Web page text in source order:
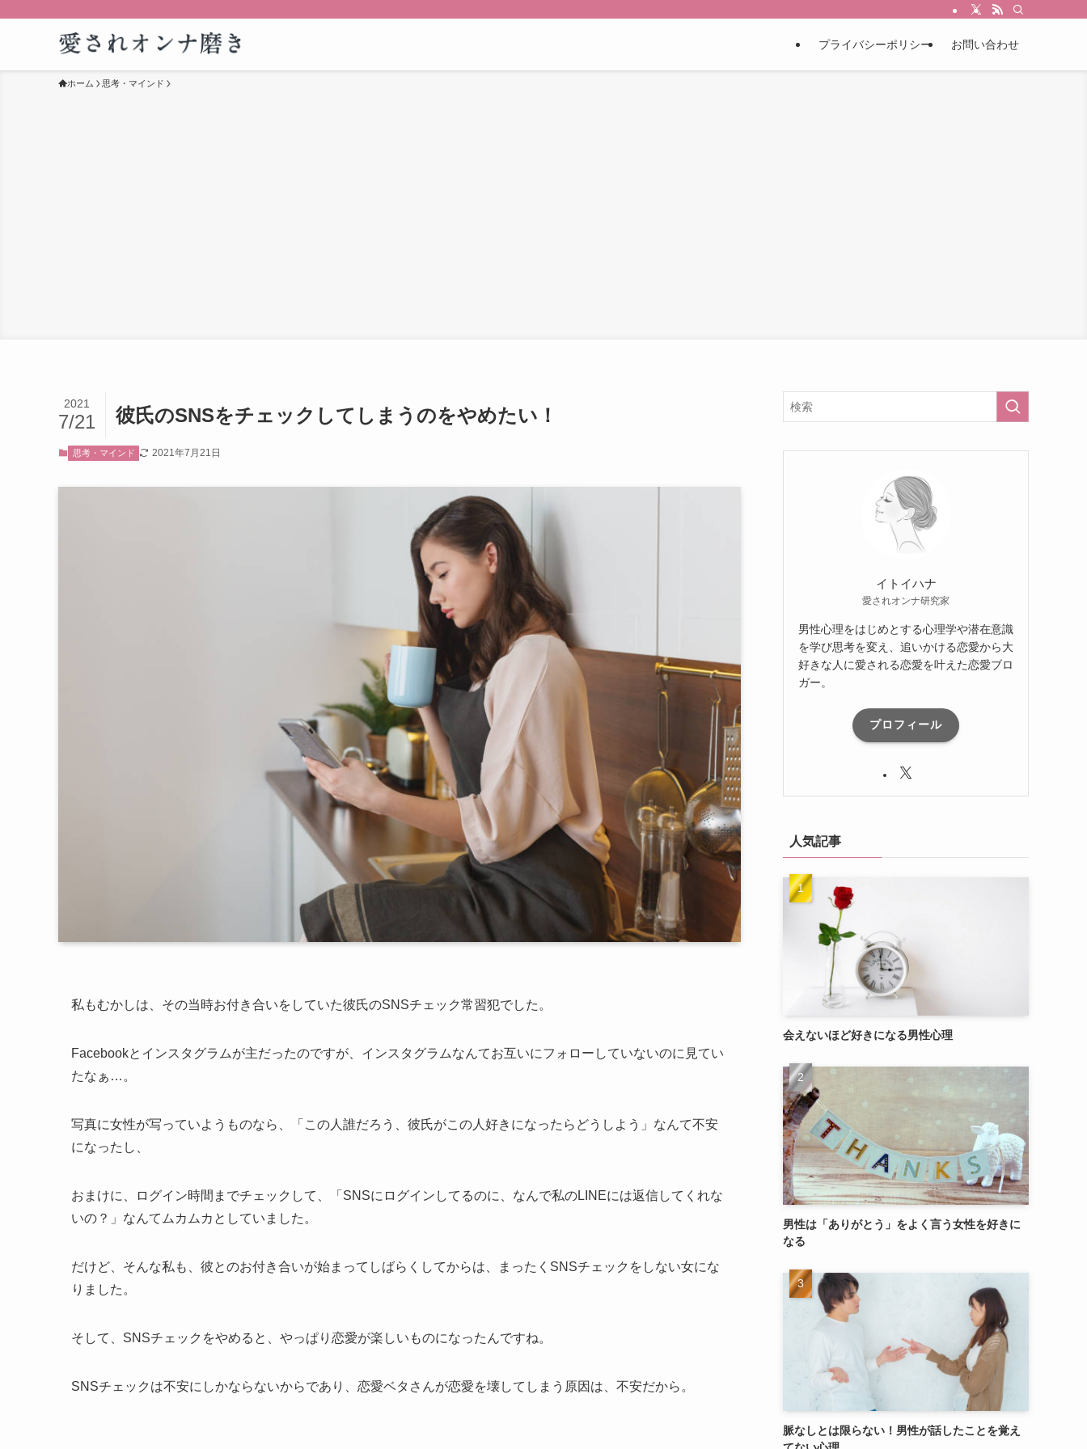
プライバシーポリシー お問い合わせ
ホーム 思考・マインド
彼氏のSNSをチェックしてしまうのをやめたい！
2021
7/21
思考・マインド 2021年7月21日
私もむかしは、その当時お付き合いをしていた彼氏のSNSチェック常習犯でした。
Facebookとインスタグラムが主だったのですが、インスタグラムなんてお互いにフォローしていないのに見てい
たなぁ…。
写真に女性が写っていようものなら、「この人誰だろう、彼氏がこの人好きになったらどうしよう」なんて不安
になったし、
おまけに、ログイン時間までチェックして、「SNSにログインしてるのに、なんで私のLINEには返信してくれな
いの？」なんてムカムカとしていました。
だけど、そんな私も、彼とのお付き合いが始まってしばらくしてからは、まったくSNSチェックをしない女にな
りました。
そして、SNSチェックをやめると、やっぱり恋愛が楽しいものになったんですね。
SNSチェックは不安にしかならないからであり、恋愛ベタさんが恋愛を壊してしまう原因は、不安だから。
イトイハナ
愛されオンナ研究家
男性心理をはじめとする心理学や潜在意識
を学び思考を変え、追いかける恋愛から大
好きな人に愛される恋愛を叶えた恋愛ブロ
ガー。
プロフィール
人気記事
会えないほど好きになる男性心理
男性は「ありがとう」をよく言う女性を好きに
なる
脈なしとは限らない！男性が話したことを覚え